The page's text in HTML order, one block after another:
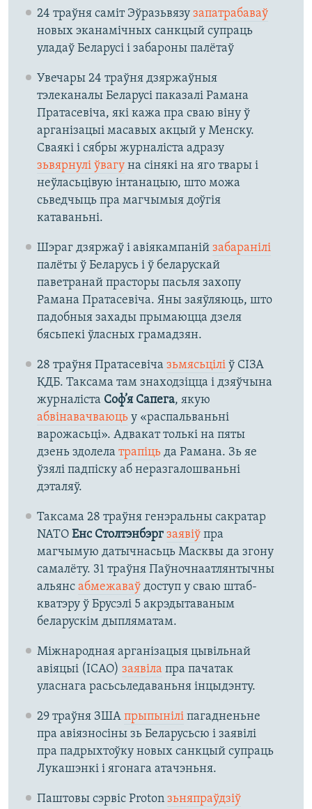
24 траўня саміт Эўразьвязу запатрабаваў
новых эканамічных санкцый супраць
уладаў Беларусі і забароны палётаў
Увечары 24 траўня дзяржаўныя
тэлеканалы Беларусі паказалі Рамана
Пратасевіча, які кажа пра сваю віну ў
арганізацыі масавых акцый у Менску.
Сваякі і сябры журналіста адразу
зьвярнулі ўвагуна сінякі на яго твары і
неўласьцівую інтанацыю, што можа
сьведчыць пра магчымыя доўгія
катаваньні.
Шэраг дзяржаў і авіякампаній забаранілі
палёты ў Беларусь і ў беларускай
паветранай прасторы пасьля захопу
Рамана Пратасевіча. Яны заяўляюць, што
падобныя захады прымаюцца дзеля
бясьпекі ўласных грамадзян.
28 траўня Пратасевіча зьмясьціліў СІЗА
КДБ. Таксама там знаходзіцца і дзяўчына
журналіста Соф’я Сапега, якую
абвінавачваюцьу «распальваньні
варожасьці». Адвакат толькі на пяты
дзень здолела трапіцьда Рамана. Зь яе
ўзялі падпіску аб неразгалошваньні
дэталяў.
Таксама 28 траўня генэральны сакратар
NATO Енс Столтэнбэрг заявіўпра
магчымую датычнасьць Масквы да згону
самалёту. 31 траўня Паўночнаатлянтычны
альянс абмежаваўдоступ у сваю штаб-
кватэру ў Брусэлі 5 акрэдытаваным
беларускім дыпляматам.
Міжнародная арганізацыя цывільнай
авіяцыі (ICAO) заявіла пра пачатак
уласнага расьсьледаваньня інцыдэнту.
29 траўня ЗША прыпыніліпагадненьне
пра авіязносіны зь Беларусьсю і заявілі
пра падрыхтоўку новых санкцый супраць
Лукашэнкі і ягонага атачэньня.
Паштовы сэрвіс Proton зьняпраўдзіў